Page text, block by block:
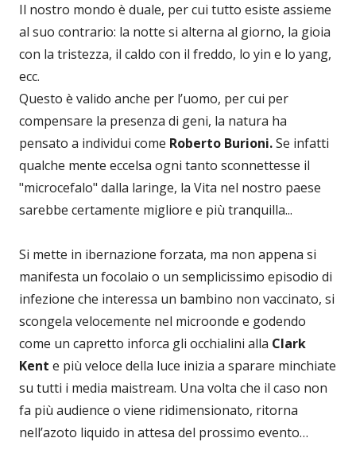
Il nostro mondo è duale, per cui tutto esiste assieme
al suo contrario: la notte si alterna al giorno, la gioia
con la tristezza, il caldo con il freddo, lo yin e lo yang,
ecc.
Questo è valido anche per l’uomo, per cui per
compensare la presenza di geni, la natura ha
pensato a individui come Roberto Burioni.Se infatti
qualche mente eccelsa ogni tanto sconnettesse il
"microcefalo" dalla laringe, la Vita nel nostro paese
sarebbe certamente migliore e più tranquilla...
Si mette in ibernazione forzata, ma non appena si
manifesta un focolaio o un semplicissimo episodio di
infezione che interessa un bambino non vaccinato, si
scongela velocemente nel microonde e godendo
come un capretto inforca gli occhialini alla Clark
Kent e più veloce della luce inizia a sparare minchiate
su tutti i media maistream. Una volta che il caso non
fa più audience o viene ridimensionato, ritorna
nell’azoto liquido in attesa del prossimo evento…